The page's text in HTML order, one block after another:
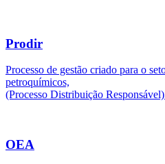
Prodir
Processo de gestão criado para o
petroquímicos,
(Processo Distribuição
OEA